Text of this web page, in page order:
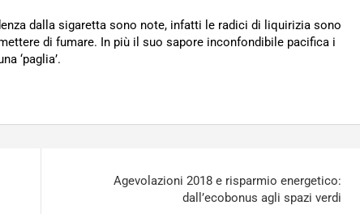
dalla sigaretta sono note, infatti le radici di liquirizia sono
di fumare. In più il suo sapore inconfondibile pacifica i
‘paglia’.
Agevolazioni 2018 e risparmio energetico:
dall’ecobonus agli spazi verdi